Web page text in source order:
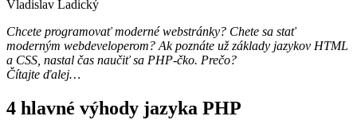
Vladislav Ladický
Chcete programovať moderné webstránky? Chete sa stať
moderným webdeveloperom? Ak poznáte už základy jazykov HTML
a CSS, nastal čas naučiť sa PHP-čko. Prečo?
Čítajte ďalej…
4 hlavné výhody jazyka PHP